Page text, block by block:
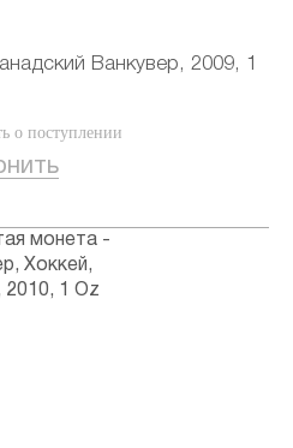
Ванкувер, 2009, 1
о поступлении